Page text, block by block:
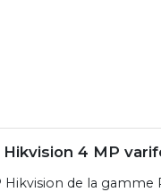
4 MP
de la